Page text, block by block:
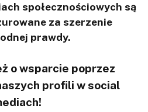
społecznościowych są
za szerzenie
prawdy.
o wsparcie poprzez
profili w social